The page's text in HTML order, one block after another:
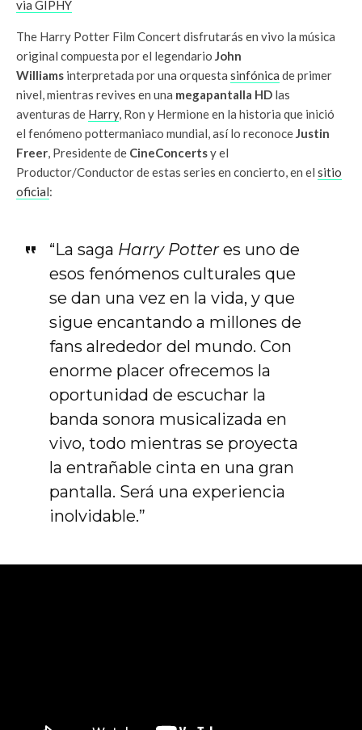
via GIPHY
The Harry Potter Film Concert disfrutarás en vivo la música
original compuesta por el legendario John
Williams interpretada por una orquesta sinfónica de primer
nivel, mientras revives en una megapantalla HD las
aventuras de Harry, Ron y Hermione en la historia que inició
el fenómeno pottermaniaco mundial, así lo reconoceJustin
Freer, Presidente de CineConcertsy el
Productor/Conductor de estas series en concierto, en el sitio
oficial:
“La saga Harry Potteres uno de
esos fenómenos culturales que
se dan una vez en la vida, y que
sigue encantando a millones de
fans alrededor del mundo. Con
enorme placer ofrecemos la
oportunidad de escuchar la
banda sonora musicalizada en
vivo, todo mientras se proyecta
la entrañable cinta en una gran
pantalla. Será una experiencia
inolvidable.”